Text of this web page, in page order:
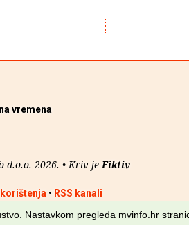
vremena
2026. • Kriv je Fiktiv
• RSS kanali
Nastavkom pregleda mvinfo.hr